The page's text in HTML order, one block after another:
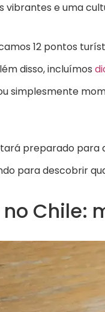
vibrantes e uma
12 pontos
disso, incluímos
simplesmente
preparado
para descobrir
no Chile: